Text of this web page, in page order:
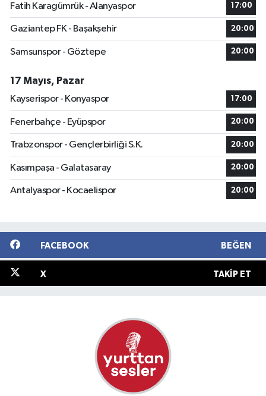
Fatih Karagümrük - Alanyaspor
17:00
Gaziantep FK - Başakşehir 20:00
Samsunspor - Göztepe 20:00
17 Mayıs, Pazar
Kayserispor - Konyaspor
17:00
Fenerbahçe - Eyüpspor 20:00
Trabzonspor - Gençlerbirliği S.K. 20:00
Kasımpaşa - Galatasaray 20:00
Antalyaspor - Kocaelispor 20:00
FACEBOOK BEĞEN
X TAKIP ET